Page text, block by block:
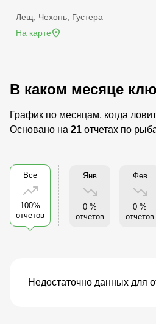
Лещ, Чехонь, Густера
На карте
В каком месяце
График по месяцам, когда
Основано на 21 отчетах по
Все
100%
отчетов
Янв
0 %
отчетов
Фев
0 %
отчетов
Недостаточно данных для